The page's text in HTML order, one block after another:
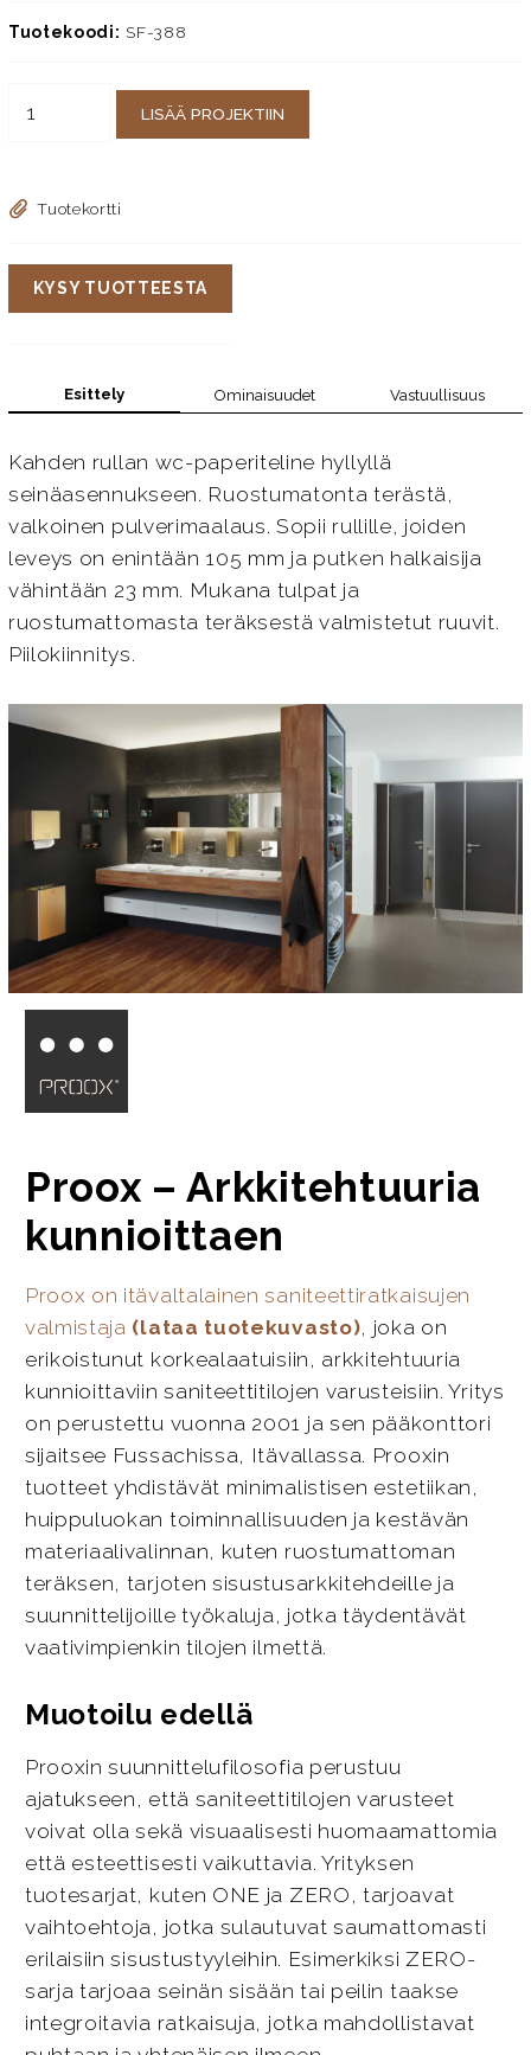
Tuotekoodi: SF-388
LISÄÄ PROJEKTIIN
Tuotekortti
KYSY TUOTTEESTA
Esittely Ominaisuudet Vastuullisuus
Kahden rullan wc-paperiteline hyllyllä
seinäasennukseen. Ruostumatonta terästä,
valkoinen pulverimaalaus. Sopii rullille, joiden
leveys on enintään 105 mm ja putken halkaisija
vähintään 23 mm. Mukana tulpat ja
ruostumattomasta teräksestä valmistetut ruuvit.
Piilokiinnitys.
Proox – Arkkitehtuuria
kunnioittaen
Proox on itävaltalainen saniteettiratkaisujen
valmistaja (lataa tuotekuvasto), joka on
erikoistunut korkealaatuisiin, arkkitehtuuria
kunnioittaviin saniteettitilojen varusteisiin. Yritys
on perustettu vuonna 2001 ja sen pääkonttori
sijaitsee Fussachissa, Itävallassa. Prooxin
tuotteet yhdistävät minimalistisen estetiikan,
huippuluokan toiminnallisuuden ja kestävän
materiaalivalinnan, kuten ruostumattoman
teräksen, tarjoten sisustusarkkitehdeille ja
suunnittelijoille työkaluja, jotka täydentävät
vaativimpienkin tilojen ilmettä.
Muotoilu edellä
Prooxin suunnittelufilosofia perustuu
ajatukseen, että saniteettitilojen varusteet
voivat olla sekä visuaalisesti huomaamattomia
että esteettisesti vaikuttavia. Yrityksen
tuotesarjat, kuten ONE ja ZERO, tarjoavat
vaihtoehtoja, jotka sulautuvat saumattomasti
erilaisiin sisustustyyleihin. Esimerkiksi ZERO-
sarja tarjoaa seinän sisään tai peilin taakse
integroitavia ratkaisuja, jotka mahdollistavat